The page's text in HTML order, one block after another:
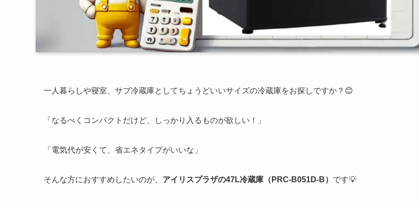
一人暮らしや寝室、サブ冷蔵庫としてちょうどいいサイズの冷蔵庫をお探しですか？😊
「なるべくコンパクトだけど、しっかり入るものが欲しい！」
「電気代が安くて、省エネタイプがいいな」
そんな方におすすめしたいのが、 アイリスプラザの47L冷蔵庫（PRC-B051D-B） です💡